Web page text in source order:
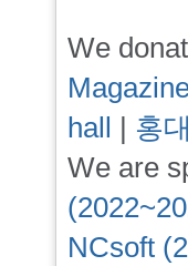
We
hall | 홍
We are
NCsoft